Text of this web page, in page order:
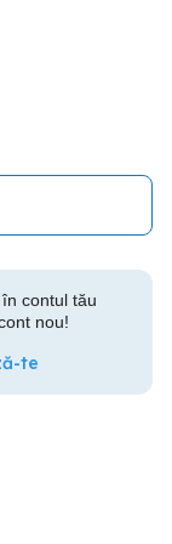
contul tău
nou!
te